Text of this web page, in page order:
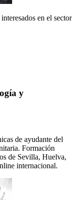
en el sector
y
de ayudante del
Formación
de Sevilla, Huelva,
internacional.